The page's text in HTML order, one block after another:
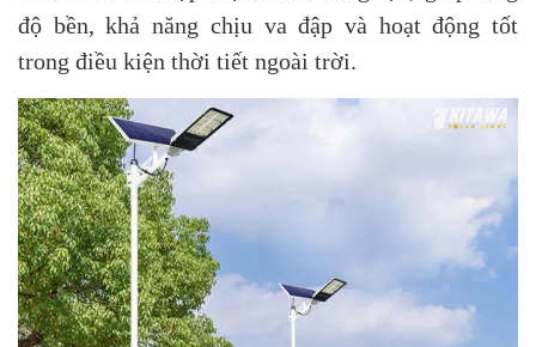
độ bền, khả năng chịu va đập và hoạt động tốt
trong điều kiện thời tiết ngoài trời.